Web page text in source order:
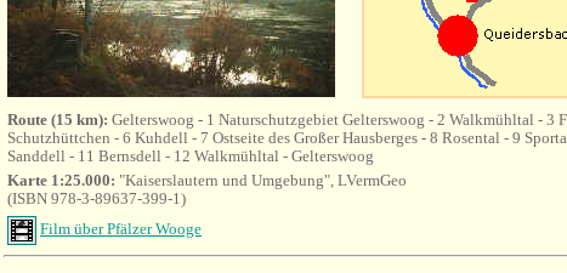
Route (15 km): Gelterswoog - 1 Naturschutzgebiet Gelterswoog - 2 Walkmühltal - 3
Schutzhüttchen - 6 Kuhdell - 7 Ostseite des Großer Hausberges - 8 Rosental - 9
Sanddell - 11 Bernsdell - 12 Walkmühltal - Gelterswoog
Karte 1:25.000: "Kaiserslautern und Umgebung", LVermGeo
(ISBN 978-3-89637-399-1)
Film über Pfälzer Wooge